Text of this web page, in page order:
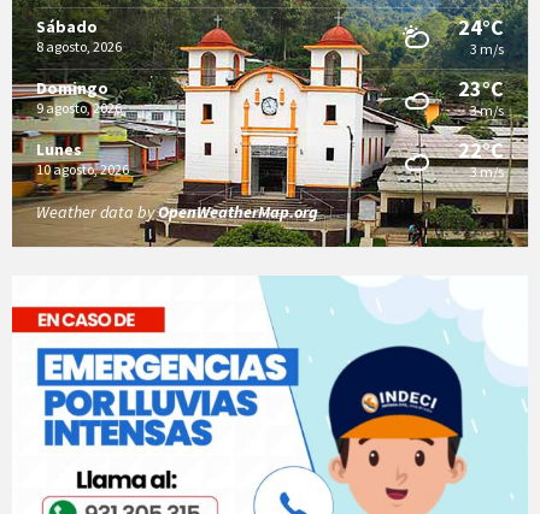
Sábado
8 agosto, 2026
24°C
3 m/s
Domingo
9 agosto, 2026
23°C
3 m/s
Lunes
10 agosto, 2026
22°C
3 m/s
Weather data byOpenWeatherMap.org